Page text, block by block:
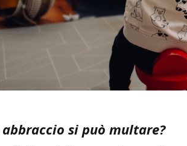
abbraccio si può multare?